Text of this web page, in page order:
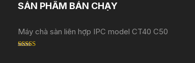
SẢN PHẨM BÁN CHẠY
Máy chà sàn liên hợp IPC model CT40 C50